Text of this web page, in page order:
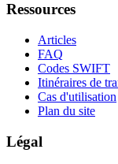
Ressources
Articles
FAQ
Codes SWIFT
Itinéraires de
Cas d'utilisation
Plan du site
Légal